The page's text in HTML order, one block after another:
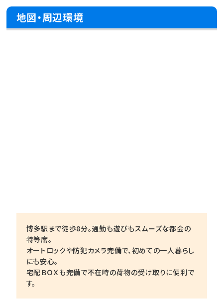
地図・周辺環境
博多駅まで徒歩8分。通勤も遊びもスムーズな都会の
特等席。
オートロックや防犯カメラ完備で、初めての一人暮らし
にも安心。
宅配ＢＯＸも完備で不在時の荷物の受け取りに便利で
す。